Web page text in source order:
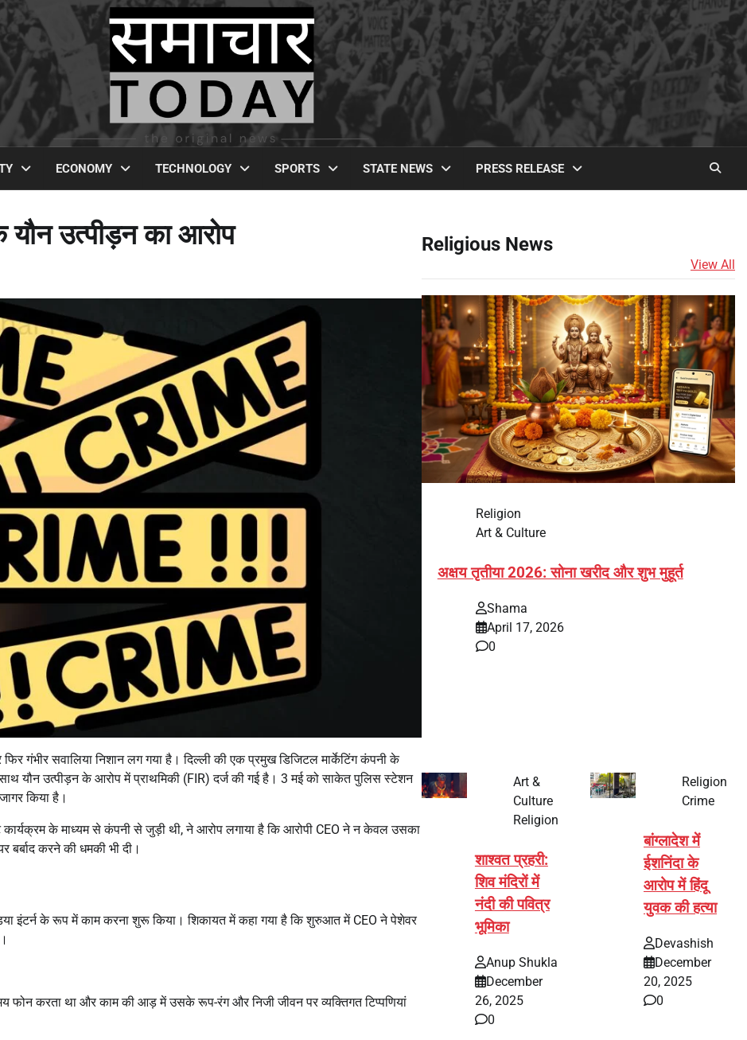
ECONOMY TECHNOLOGY SPORTS STATE NEWS PRESS RELEASE
यौन उत्पीड़न का आरोप
फिर गंभीर सवालिया निशान लग गया है। दिल्ली की एक प्रमुख डिजिटल मार्केटिंग कंपनी के
साथ यौन उत्पीड़न के आरोप में प्राथमिकी (FIR) दर्ज की गई है। 3 मई को साकेत पुलिस स्टेशन
किया है।
कार्यक्रम के माध्यम से कंपनी से जुड़ी थी, ने आरोप लगाया है कि आरोपी CEO ने न केवल उसका
बर्बाद करने की धमकी भी दी।
इंटर्न के रूप में काम करना शुरू किया। शिकायत में कहा गया है कि शुरुआत में CEO ने पेशेवर
फोन करता था और काम की आड़ में उसके रूप-रंग और निजी जीवन पर व्यक्तिगत टिप्पणियां
Religious News
View All
Religion
Art & Culture
अक्षय तृतीया 2026: सोना खरीद और शुभ मुहूर्त
Shama
April 17, 2026
0
Art &
Culture
Religion
शाश्वत प्रहरी:
शिव मंदिरों में
नंदी की पवित्र
भूमिका
Anup Shukla
December
26, 2025
0
Religion
Crime
बांग्लादेश में
ईशनिंदा के
आरोप में हिंदू
युवक की हत्या
Devashish
December
20, 2025
0